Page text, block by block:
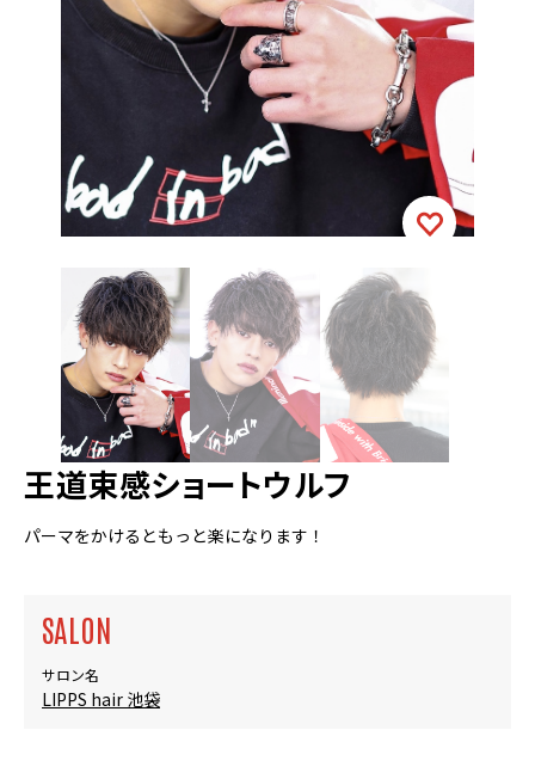
王道束感ショートウルフ
パーマをかけるともっと楽になります！
SALON
サロン名
LIPPS hair 池袋